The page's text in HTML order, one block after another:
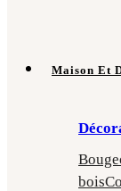
Maison Et
bois